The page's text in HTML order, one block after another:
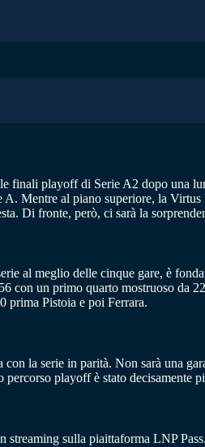
finali playoff di Serie A2 dopo una
Mentre al piano superiore, la
Di fronte, però, ci sarà la
al meglio delle cinque gare, è
con un primo quarto mostruoso da
prima Pistoia e poi Ferrara.
la serie in parità. Non sarà una
playoff è stato decisamente
streaming sulla piaittaforma LNP Pass.